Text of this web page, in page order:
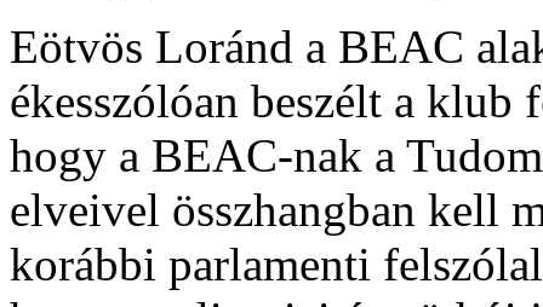
Eötvös Loránd a BEAC
ékesszólóan beszélt a klub
hogy a BEAC-nak a
elveivel összhangban kell
korábbi parlamenti